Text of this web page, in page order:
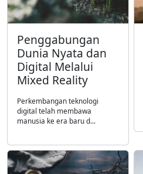
Penggabungan
Dunia Nyata dan
Digital Melalui
Mixed Reality
Perkembangan teknologi
digital telah membawa
manusia ke era baru d...